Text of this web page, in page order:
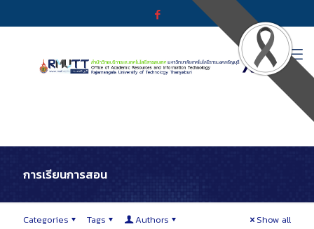
การเรียนการสอน
Categories Tags Authors Show all